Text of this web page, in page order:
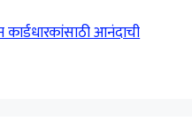
आनंदाची